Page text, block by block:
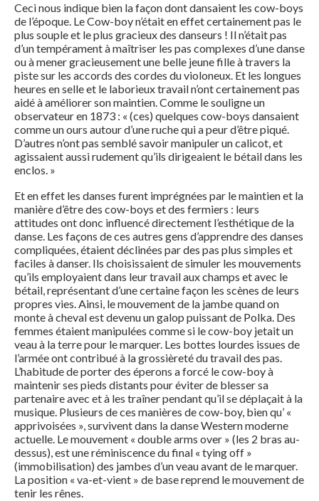
Ceci nous indique bien la façon dont dansaient les cow-boys
de l’époque. Le Cow-boy n’était en effet certainement pas le
plus souple et le plus gracieux des danseurs ! Il n’était pas
d’un tempérament à maîtriser les pas complexes d’une danse
ou à mener gracieusement une belle jeune fille à travers la
piste sur les accords des cordes du violoneux. Et les longues
heures en selle et le laborieux travail n’ont certainement pas
aidé à améliorer son maintien. Comme le souligne un
observateur en 1873 : « (ces) quelques cow-boys dansaient
comme un ours autour d’une ruche qui a peur d’être piqué.
D’autres n’ont pas semblé savoir manipuler un calicot, et
agissaient aussi rudement qu’ils dirigeaient le bétail dans les
enclos. »
Et en effet les danses furent imprégnées par le maintien et la
manière d’être des cow-boys et des fermiers : leurs
attitudes ont donc influencé directement l’esthétique de la
danse. Les façons de ces autres gens d’apprendre des danses
compliquées, étaient déclinées par des pas plus simples et
faciles à danser. Ils choisissaient de simuler les mouvements
qu’ils employaient dans leur travail aux champs et avec le
bétail, représentant d’une certaine façon les scènes de leurs
propres vies. Ainsi, le mouvement de la jambe quand on
monte à cheval est devenu un galop puissant de Polka. Des
femmes étaient manipulées comme si le cow-boy jetait un
veau à la terre pour le marquer. Les bottes lourdes issues de
l’armée ont contribué à la grossièreté du travail des pas.
L’habitude de porter des éperons a forcé le cow-boy à
maintenir ses pieds distants pour éviter de blesser sa
partenaire avec et à les traîner pendant qu’il se déplaçait à la
musique. Plusieurs de ces manières de cow-boy, bien qu’ «
apprivoisées », survivent dans la danse Western moderne
actuelle. Le mouvement « double arms over » (les 2 bras au-
dessus), est une réminiscence du final « tying off »
(immobilisation) des jambes d’un veau avant de le marquer.
La position « va-et-vient » de base reprend le mouvement de
tenir les rênes.